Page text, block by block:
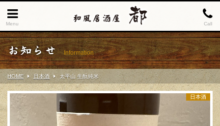
Menu Call
お知らせ Information
HOME 日本酒 太平山 生酛純米
日本酒